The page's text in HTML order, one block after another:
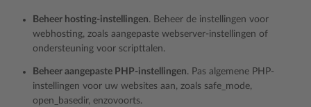
Beheer hosting-instellingen. Beheer de instellingen voor
webhosting, zoals aangepaste webserver-instellingen of
ondersteuning voor scripttalen.
Beheer aangepaste PHP-instellingen. Pas algemene PHP-
instellingen voor uw websites aan, zoals safe_mode,
open_basedir, enzovoorts.